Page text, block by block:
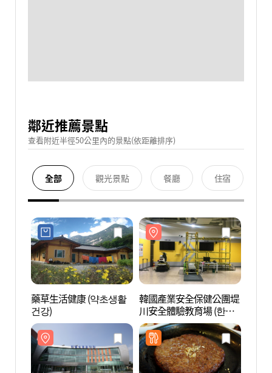
鄰近推薦景點
查看附近半徑50公里內的景點(依距離排序)
全部 觀光景點 餐廳 住宿
藥草生活健康 (약초생활
건강)
韓國產業安全保健公團堤
川安全體驗教育場 (한국
산업안전보건공단 제천
안전체험교육장)